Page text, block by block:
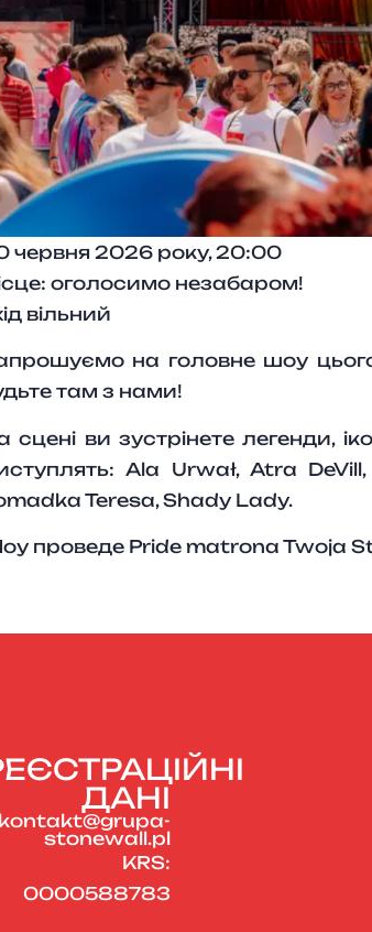
червня 2026 року, 20:00
оголосимо незабаром!
вільний
на головне шоу
там з нами!
сцені ви зустрінете легенди,
Ala Urwał, Atra
Teresa, Shady Lady.
проведе Pride matrona Twoja
ДАНІ
kontakt@grupa-
stonewall.pl
KRS:
0000588783